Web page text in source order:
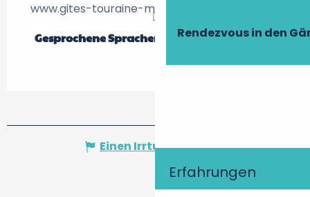
Rendezvous in den
Erfahrungen
www.gites-touraine-moulindesaintecroix.com
Gesprochene Sprachen
Gesprochene Sprachen
Einen Irrtum angeben